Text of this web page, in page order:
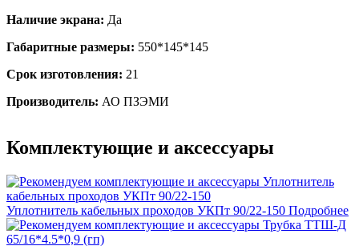
Наличие экрана: Да
Габаритные размеры: 550*145*145
Срок изготовления: 21
Производитель: АО ПЗЭМИ
Комплектующие и аксессуары
Уплотнитель кабельных проходов УКПт 90/22-150 Подробнее